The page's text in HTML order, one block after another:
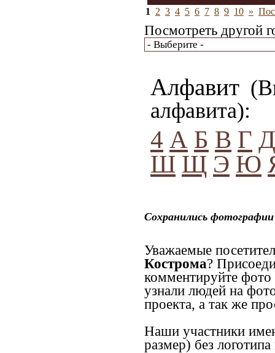
1 2 3 4 5 6 7 8 9 10 »
Посмотреть другой
Алфавит
алфавита):
4 А Б В Г Д
Ш Щ Э Ю
Сохранились
Уважаемые
Кострома?
комментируйте фото
узнали людей на
проекта, а так же
Наши участники
размер) без логотипа